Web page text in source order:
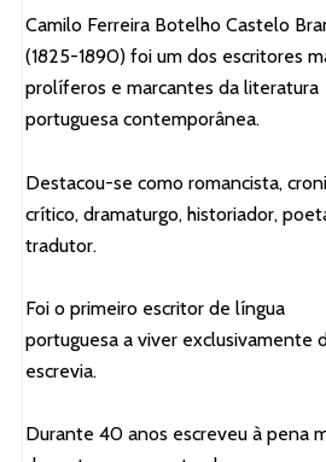
Camilo Ferreira Botelho Castelo
(1825-1890) foi um dos escritores
prolíferos e marcantes da literatura
portuguesa contemporânea.
Destacou-se como romancista,
crítico, dramaturgo, historiador,
tradutor.
Foi o primeiro escritor de língua
portuguesa a viver exclusivamente
escrevia.
Durante 40 anos escreveu à pena